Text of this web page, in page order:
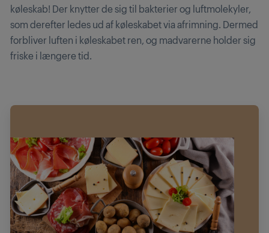
køleskab! Der knytter de sig til bakterier og luftmolekyler,
som derefter ledes ud af køleskabet via afrimning. Dermed
forbliver luften i køleskabet ren, og madvarerne holder sig
friske i længere tid.